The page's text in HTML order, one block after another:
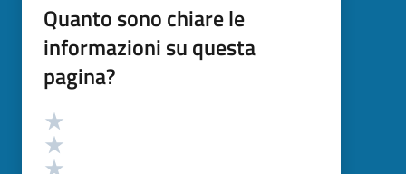
Quanto sono chiare le
informazioni su questa
pagina?
Valutazione